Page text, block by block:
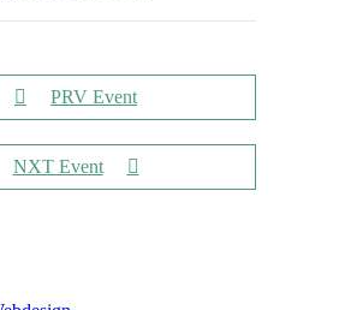
PRV Event
NXT Event